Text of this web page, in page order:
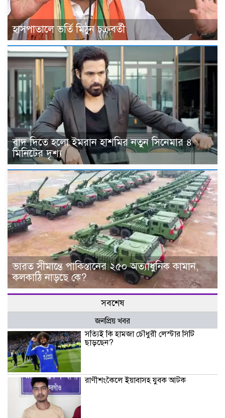
হাসপাতালে ভর্তি মিঠুন চক্রবর্তী
বাদ দিতে হলো ইমরান হাশমির নতুন সিনেমার ৪
মিনিটের দৃশ্য
ভারত সীমান্তে পাকিস্তানের ২৫০ অত্যাধুনিক কামান,
কলকাঠি নাড়ছে কে?
সবশেষ
জনপ্রিয় খবর
সত্যিই কি হামজা চৌধুরী লেস্টার সিটি
ছাড়ছেন?
রাণীশংকৈলে ইয়াবাসহ যুবক আটক